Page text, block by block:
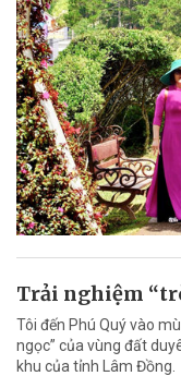
Trải nghiệm
Tôi đến Phú Quý vào
ngọc” của vùng đất
khu của tỉnh Lâm Đồng.